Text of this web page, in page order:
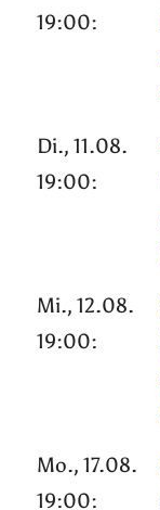
19:00:
Di., 11.08.
19:00:
Mi., 12.08.
19:00:
Mo., 17.08.
19:00: